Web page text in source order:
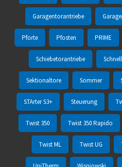
Garagentorantriebe
Pforte Pfosten PRIME
Schiebetorantriebe
Sektionaltore Sommer
STArter S3+ Steuerung
Twist 350 Twist 350 Rapido
Twist ML Twist UG